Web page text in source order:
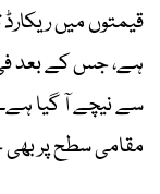
قیمتوں میں
سے نیچے آ گیا
مقامی سطح پر بھی